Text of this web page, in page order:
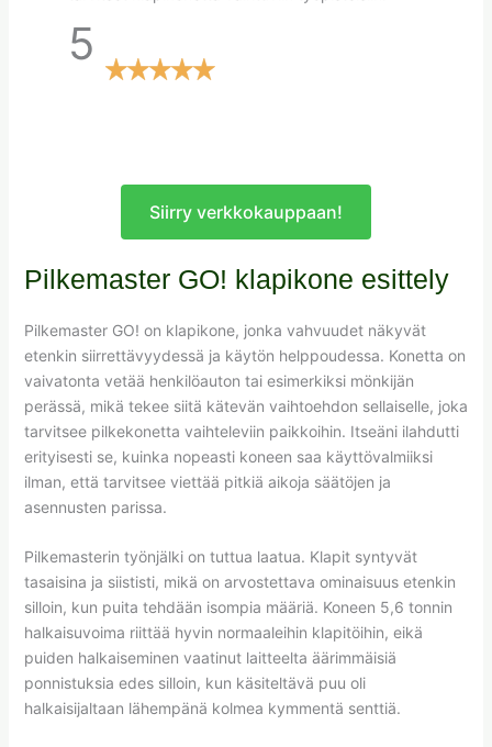
5
Siirry verkkokauppaan!
Pilkemaster GO! klapikone esittely
Pilkemaster GO! on klapikone, jonka vahvuudet näkyvät
etenkin siirrettävyydessä ja käytön helppoudessa. Konetta on
vaivatonta vetää henkilöauton tai esimerkiksi mönkijän
perässä, mikä tekee siitä kätevän vaihtoehdon sellaiselle, joka
tarvitsee pilkekonetta vaihteleviin paikkoihin. Itseäni ilahdutti
erityisesti se, kuinka nopeasti koneen saa käyttövalmiiksi
ilman, että tarvitsee viettää pitkiä aikoja säätöjen ja
asennusten parissa.
Pilkemasterin työnjälki on tuttua laatua. Klapit syntyvät
tasaisina ja siististi, mikä on arvostettava ominaisuus etenkin
silloin, kun puita tehdään isompia määriä. Koneen 5,6 tonnin
halkaisuvoima riittää hyvin normaaleihin klapitöihin, eikä
puiden halkaiseminen vaatinut laitteelta äärimmäisiä
ponnistuksia edes silloin, kun käsiteltävä puu oli
halkaisijaltaan lähempänä kolmea kymmentä senttiä.